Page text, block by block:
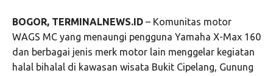
BOGOR, TERMINALNEWS.ID – Komunitas motor
WAGS MC yang menaungi pengguna Yamaha X-Max 160
dan berbagai jenis merk motor lain menggelar kegiatan
halal bihalal di kawasan wisata Bukit Cipelang, Gunung